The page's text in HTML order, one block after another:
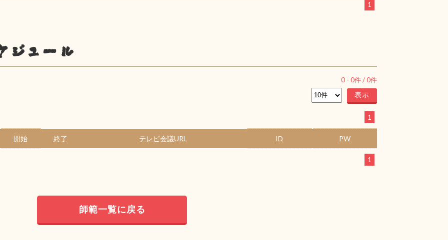
1
ジュール
0 - 0件 /0件
1
開始 終了 テレビ会議URL ID PW
1
師範一覧に戻る